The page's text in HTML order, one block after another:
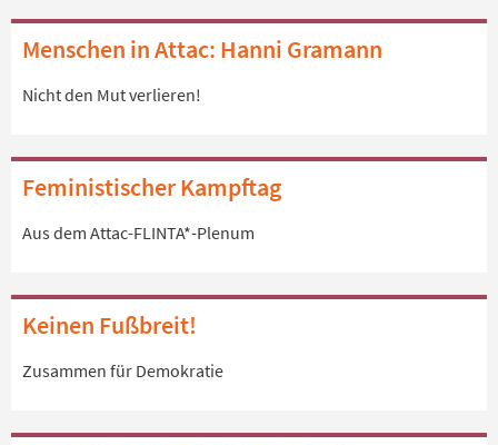
Menschen in Attac: Hanni Gramann
Nicht den Mut verlieren!
Feministischer Kampftag
Aus dem Attac-FLINTA*-Plenum
Keinen Fußbreit!
Zusammen für Demokratie